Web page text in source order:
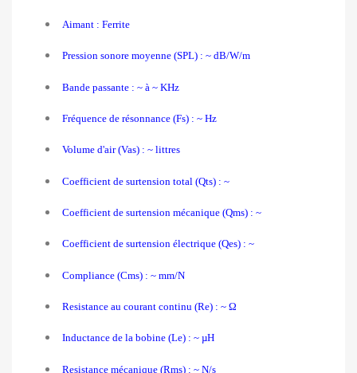
Aimant : Ferrite
Pression sonore moyenne (SPL) : ~ dB/W/m
Bande passante : ~ à ~ KHz
Fréquence de résonnance (Fs) : ~ Hz
Volume d'air (Vas) : ~ littres
Coefficient de surtension total (Qts) : ~
Coefficient de surtension mécanique (Qms) : ~
Coefficient de surtension électrique (Qes) : ~
Compliance (Cms) : ~ mm/N
Resistance au courant continu (Re) : ~ Ω
Inductance de la bobine (Le) : ~ µH
Resistance mécanique (Rms) : ~ N/s